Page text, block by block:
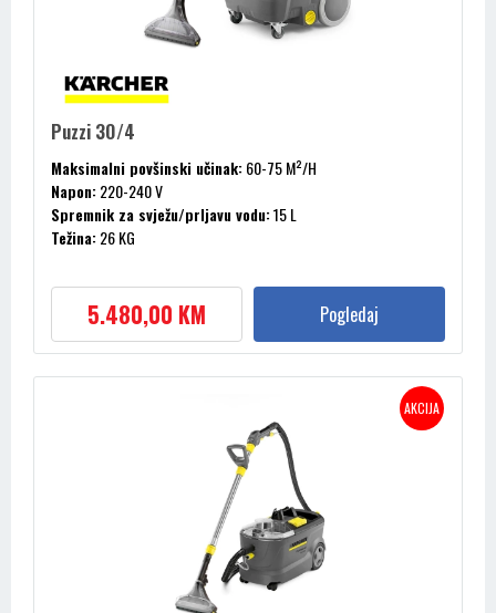
Puzzi 30/4
Maksimalni povšinski učinak:60-75 M²/H
Napon:220-240 V
Spremnik za svježu/prljavu vodu:15 L
Težina:26 KG
5.480,00 KM Pogledaj
AKCIJA